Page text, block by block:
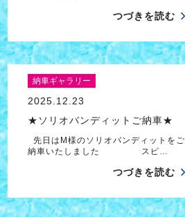
つづきを読む
納車ギャラリー
2025.12.23
★ソリオバンディットご納車★
先日はM様のソリオバンディットをご
納車いたしました スピ…
つづきを読む